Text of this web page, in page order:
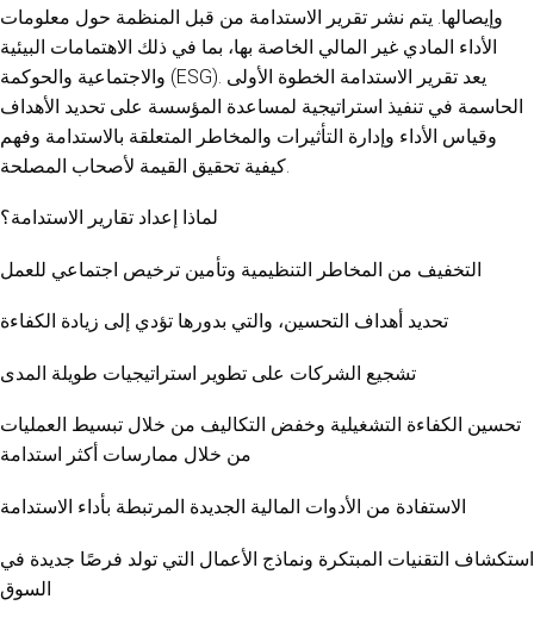
وإيصالها. يتم نشر تقرير الاستدامة من قبل المنظمة حول معلومات
الأداء المادي غير المالي الخاصة بها، بما في ذلك الاهتمامات البيئية
والاجتماعية والحوكمة (ESG). يعد تقرير الاستدامة الخطوة الأولى
الحاسمة في تنفيذ استراتيجية لمساعدة المؤسسة على تحديد الأهداف
وقياس الأداء وإدارة التأثيرات والمخاطر المتعلقة بالاستدامة وفهم
لماذا إعداد تقارير الاستدامة؟
التخفيف من المخاطر التنظيمية وتأمين ترخيص اجتماعي للعمل
تحديد أهداف التحسين، والتي بدورها تؤدي إلى زيادة الكفاءة
تشجيع الشركات على تطوير استراتيجيات طويلة المدى
تحسين الكفاءة التشغيلية وخفض التكاليف من خلال تبسيط العمليات
من خلال ممارسات أكثر استدامة
الاستفادة من الأدوات المالية الجديدة المرتبطة بأداء الاستدامة
استكشاف التقنيات المبتكرة ونماذج الأعمال التي تولد فرصًا جديدة في
السوق